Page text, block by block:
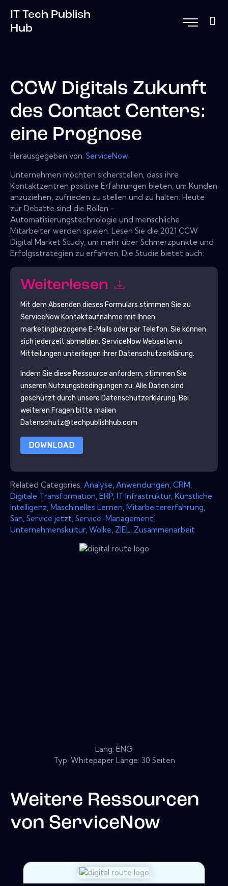
IT Tech Publish
Hub
CCW Digitals Zukunft
des Contact Centers:
eine Prognose
Herausgegeben von: ServiceNow
Unternehmen möchten sicherstellen, dass ihre
Kontaktzentren positive Erfahrungen bieten, um Kunden
anzuziehen, zufrieden zu stellen und zu halten. Heute
zur Debatte sind die Rollen -
Automatisierungstechnologie und menschliche
Mitarbeiter werden spielen. Lesen Sie die 2021 CCW
Digital Market Study, um mehr über Schmerzpunkte und
Erfolgsstrategien zu erfahren. Die Studie bietet auch:
Weiterlesen
Mit dem Absenden dieses Formulars stimmen Sie zu
ServiceNowKontaktaufnahme mit Ihnen
marketingbezogene E-Mails oder per Telefon. Sie können
sich jederzeit abmelden. ServiceNowWebseiten u
Mitteilungen unterliegen ihrer Datenschutzerklärung.
Indem Sie diese Ressource anfordern, stimmen Sie
unseren Nutzungsbedingungen zu. Alle Daten sind
geschützt durch unsere Datenschutzerklärung. Bei
weiteren Fragen bitte mailen
Datenschutz@techpublishhub.com
DOWNLOAD
Related Categories: Analyse Anwendungen CRM
Digitale Transformation ERP IT Infrastruktur, Künstliche
Intelligenz Maschinelles Lernen Mitarbeitererfahrung
San Service jetzt Service-Management
Unternehmenskultur, Wolke ZIEL Zusammenarbeit
Lang: ENG
Typ: Whitepaper Länge: 30 Seiten
Weitere Ressourcen
von ServiceNow